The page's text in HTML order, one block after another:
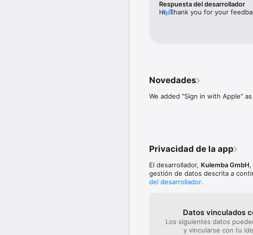
▶ PLANIFIQUE NUEVOS
Respuesta del desarrollador
Hi, Thank you for your
más
Novedades
We added "Sign in with Apple"
Privacidad de la app
El desarrollador, Kulemba GmbH
gestión de datos descrita a
del desarrollador.
Datos vinculados
Los siguientes datos
y vincularse con tu